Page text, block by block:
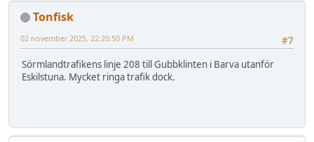
Tonfisk
#7
02 november 2025, 22:20:50 PM
Sörmlandtrafikens linje 208 till Gubbklinten i Barva utanför
Eskilstuna. Mycket ringa trafik dock.